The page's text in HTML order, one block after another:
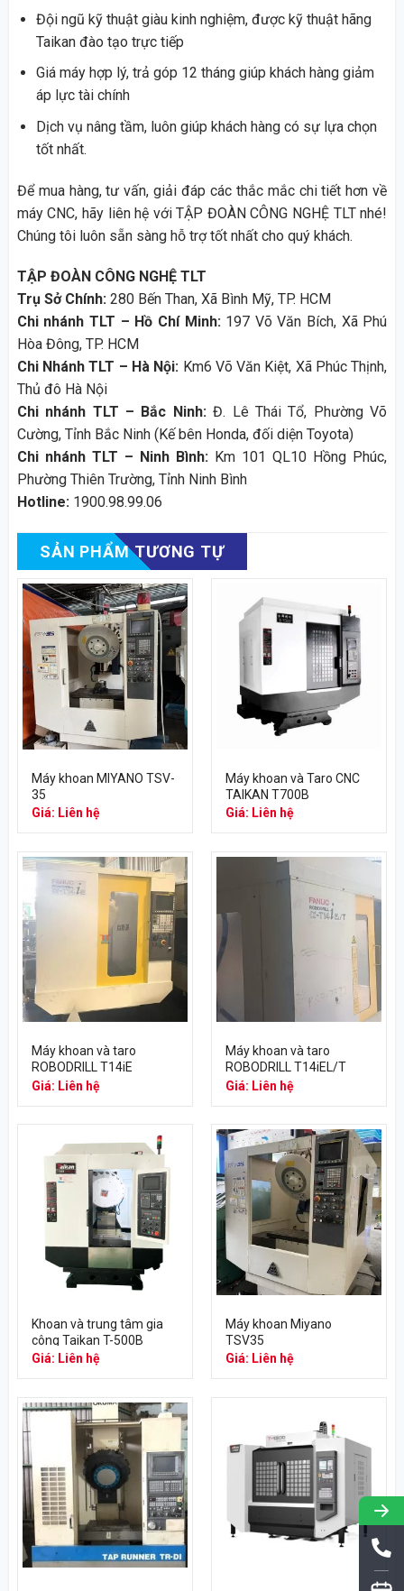
Đội ngũ kỹ thuật giàu kinh nghiệm, được kỹ thuật hãng
Taikan đào tạo trực tiếp
Giá máy hợp lý, trả góp 12 tháng giúp khách hàng giảm
áp lực tài chính
Dịch vụ nâng tầm, luôn giúp khách hàng có sự lựa chọn
tốt nhất.
Để mua hàng, tư vấn, giải đáp các thắc mắc chi tiết hơn về
máy CNC, hãy liên hệ với TẬP ĐOÀN CÔNG NGHỆ TLT nhé!
Chúng tôi luôn sẵn sàng hỗ trợ tốt nhất cho quý khách.
TẬP ĐOÀN CÔNG NGHỆ TLT
Trụ Sở Chính: 280 Bến Than, Xã Bình Mỹ, TP. HCM
Chi nhánh TLT – Hồ Chí Minh: 197 Võ Văn Bích, Xã Phú
Hòa Đông, TP. HCM
Chi Nhánh TLT – Hà Nội: Km6 Võ Văn Kiệt, Xã Phúc Thịnh,
Thủ đô Hà Nội
Chi nhánh TLT – Bắc Ninh:Đ. Lê Thái Tổ, Phường Võ
Cường, Tỉnh Bắc Ninh (Kế bên Honda, đối diện Toyota)
Chi nhánh TLT – Ninh Bình: Km 101 QL10 Hồng Phúc,
Phường Thiên Trường, Tỉnh Ninh Bình
Hotline: 1900.98.99.06
SẢN PHẨM TƯƠNG TỰ
Máy khoan MIYANO TSV-
35
Giá: Liên hệ
Máy khoan và Taro CNC
TAIKAN T700B
Giá: Liên hệ
Máy khoan và taro
ROBODRILL T14iE
Giá: Liên hệ
Máy khoan và taro
ROBODRILL T14iEL/T
Giá: Liên hệ
Khoan và trung tâm gia
công Taikan T-500B
Giá: Liên hệ
Máy khoan Miyano
TSV35
Giá: Liên hệ